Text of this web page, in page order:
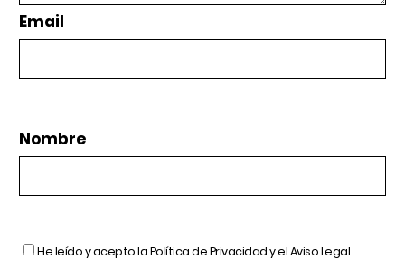
Email
Nombre
He leído y acepto laPolítica de Privacidady elAviso Legal